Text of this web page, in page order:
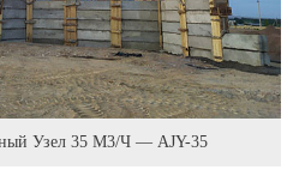
Узел 35 М3/ч — AJY-35